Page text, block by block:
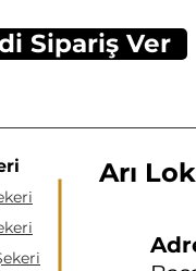
Sipariş Ver
Arı